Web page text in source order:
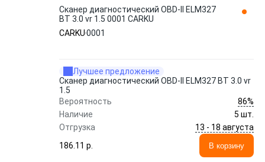
Сканер диагностический OBD-II ELM327
BT 3.0 vr 1.5 0001 CARKU
CARKU0001
Лучшее предложение
Сканер диагностический OBD-II ELM327 BT 3.0 vr
1.5
Вероятность
86%
Наличие
5 шт.
Отгрузка
13 - 18 августа
186.11 p.
В корзину